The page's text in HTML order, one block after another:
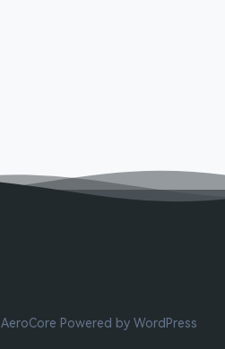
AeroCore Powered by WordPress